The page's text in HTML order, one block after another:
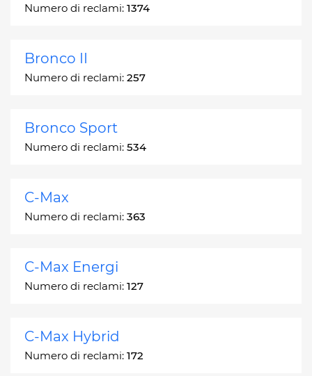
Numero di reclami: 1374
Bronco II
Numero di reclami: 257
Bronco Sport
Numero di reclami: 534
C-Max
Numero di reclami: 363
C-Max Energi
Numero di reclami: 127
C-Max Hybrid
Numero di reclami: 172